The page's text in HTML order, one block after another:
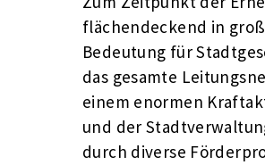
flächendeckend in
Bedeutung für
das gesamte
einem enormen
und der
durch diverse